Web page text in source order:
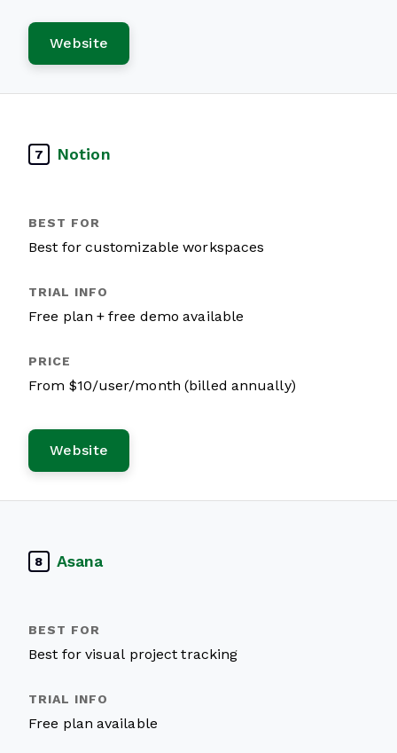
Website
7 Notion
Best for customizable workspaces
Free plan + free demo available
From $10/user/month (billed annually)
Website
8 Asana
Best for visual project tracking
Free plan available